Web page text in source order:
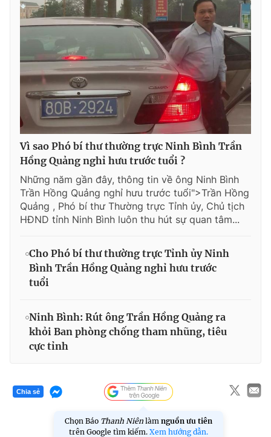
Vì sao Phó bí thư thường trực Ninh Bình Trần
Hồng Quảng nghỉ hưu trước tuổi ?
Những năm gần đây, thông tin về ông Ninh Bình
Trần Hồng Quảng nghỉ hưu trước tuổi">Trần Hồng
Quảng , Phó bí thư Thường trực Tỉnh ủy, Chủ tịch
HĐND tỉnh Ninh Bình luôn thu hút sự quan tâm...
Cho Phó bí thư thường trực Tỉnh ủy Ninh
Bình Trần Hồng Quảng nghỉ hưu trước
tuổi
Ninh Bình: Rút ông Trần Hồng Quảng ra
khỏi Ban phòng chống tham nhũng, tiêu
cực tỉnh
Chia sẻ
Chọn Báo Thanh Niên làm nguồn ưu tiên
trên Google tìm kiếm. Xem hướng dẫn.